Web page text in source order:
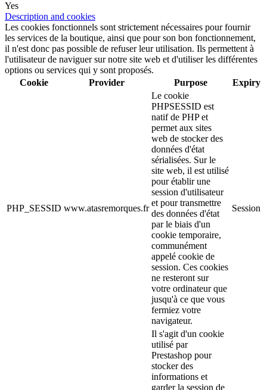
Yes
Description and cookies
Les cookies fonctionnels sont strictement nécessaires pour fournir
les services de la boutique, ainsi que pour son bon fonctionnement,
il n'est donc pas possible de refuser leur utilisation. Ils permettent à
l'utilisateur de naviguer sur notre site web et d'utiliser les différentes
options ou services qui y sont proposés.
Cookie
Provider Purpose Expiry
PHP_SESSID www.atasremorques.fr
Le cookie
PHPSESSID est
natif de PHP et
permet aux sites
web de stocker des
données d'état
sérialisées. Sur le
site web, il est utilisé
pour établir une
session d'utilisateur
et pour transmettre
des données d'état
par le biais d'un
cookie temporaire,
communément
appelé cookie de
session. Ces cookies
ne resteront sur
votre ordinateur que
jusqu'à ce que vous
fermiez votre
navigateur.
Session
Il s'agit d'un cookie
utilisé par
Prestashop pour
stocker des
informations et
garder la session de